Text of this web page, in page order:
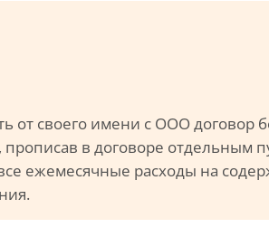
от своего имени с ООО договор
в договоре отдельным
ежемесячные расходы на